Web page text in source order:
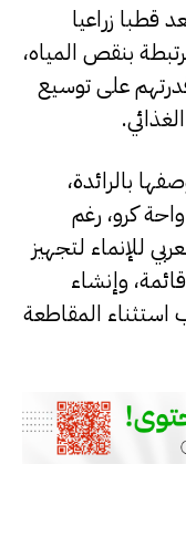
قطبا زراعيا
بنقص المياه،
على توسيع
بالرائدة،
كرو، رغم
للإنماء لتجهيز
قائمة، وإنشاء
المقاطعة